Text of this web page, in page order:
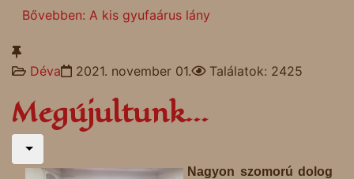
Bővebben: A kis gyufaárus lány
Déva 2021. november 01. Találatok: 2425
Megújultunk...
Nagyon szomorú dolog